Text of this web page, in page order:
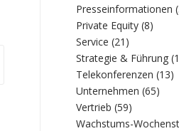
Presseinformationen
Private Equity (8)
Service (21)
Strategie & Führung
Telekonferenzen (13)
Unternehmen (65)
Vertrieb (59)
Wachstums-